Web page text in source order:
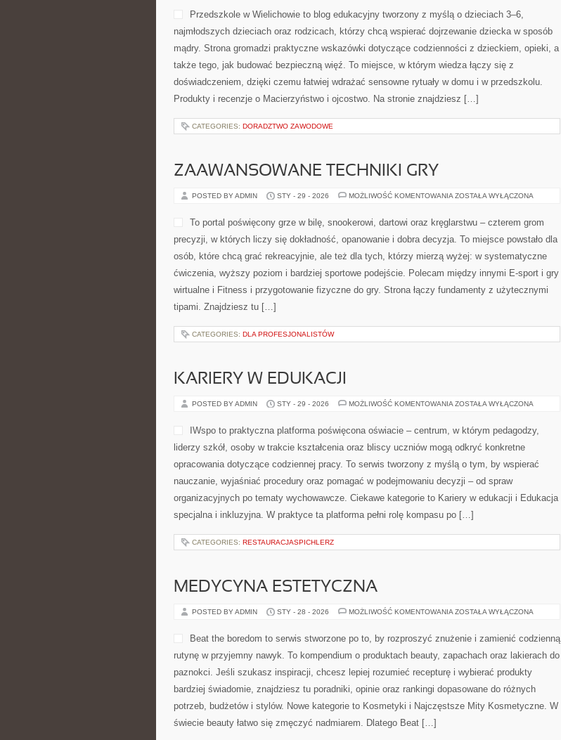
RODZICÓW
Przedszkole w Wielichowie to blog edukacyjny tworzony z myślą o dzieciach 3–6,
najmłodszych dzieciach oraz rodzicach, którzy chcą wspierać dojrzewanie dziecka w sposób
mądry. Strona gromadzi praktyczne wskazówki dotyczące codzienności z dzieckiem, opieki, a
także tego, jak budować bezpieczną więź. To miejsce, w którym wiedza łączy się z
doświadczeniem, dzięki czemu łatwiej wdrażać sensowne rytuały w domu i w przedszkolu.
Produkty i recenzje o Macierzyństwo i ojcostwo. Na stronie znajdziesz […]
CATEGORIES: DORADZTWO ZAWODOWE
ZAAWANSOWANE TECHNIKI GRY
POSTED BY ADMIN STY - 29 - 2026 MOŻLIWOŚĆ KOMENTOWANIA ZAAWANSOWANE
ZOSTAŁA WYŁĄCZONA
To portal poświęcony grze w bilę, snookerowi, dartowi oraz kręglarstwu – czterem grom
precyzji, w których liczy się dokładność, opanowanie i dobra decyzja. To miejsce powstało dla
osób, które chcą grać rekreacyjnie, ale też dla tych, którzy mierzą wyżej: w systematyczne
ćwiczenia, wyższy poziom i bardziej sportowe podejście. Polecam między innymi E-sport i gry
wirtualne i Fitness i przygotowanie fizyczne do gry. Strona łączy fundamenty z użytecznymi
tipami. Znajdziesz tu […]
CATEGORIES: DLA PROFESJONALISTÓW
KARIERY W EDUKACJI
POSTED BY ADMIN STY - 29 - 2026 MOŻLIWOŚĆ KOMENTOWANIA KARIERY
ZOSTAŁA WYŁĄCZONA
IWspo to praktyczna platforma poświęcona oświacie – centrum, w którym pedagodzy,
liderzy szkół, osoby w trakcie kształcenia oraz bliscy uczniów mogą odkryć konkretne
opracowania dotyczące codziennej pracy. To serwis tworzony z myślą o tym, by wspierać
nauczanie, wyjaśniać procedury oraz pomagać w podejmowaniu decyzji – od spraw
organizacyjnych po tematy wychowawcze. Ciekawe kategorie to Kariery w edukacji i Edukacja
specjalna i inkluzyjna. W praktyce ta platforma pełni rolę kompasu po […]
CATEGORIES: RESTAURACJASPICHLERZ
MEDYCYNA ESTETYCZNA
POSTED BY ADMIN STY - 28 - 2026 MOŻLIWOŚĆ KOMENTOWANIA MEDYCYNA
ZOSTAŁA WYŁĄCZONA
Beat the boredom to serwis stworzone po to, by rozproszyć znużenie i zamienić codzienną
rutynę w przyjemny nawyk. To kompendium o produktach beauty, zapachach oraz lakierach do
paznokci. Jeśli szukasz inspiracji, chcesz lepiej rozumieć recepturę i wybierać produkty
bardziej świadomie, znajdziesz tu poradniki, opinie oraz rankingi dopasowane do różnych
potrzeb, budżetów i stylów. Nowe kategorie to Kosmetyki i Najczęstsze Mity Kosmetyczne. W
świecie beauty łatwo się zmęczyć nadmiarem. Dlatego Beat […]